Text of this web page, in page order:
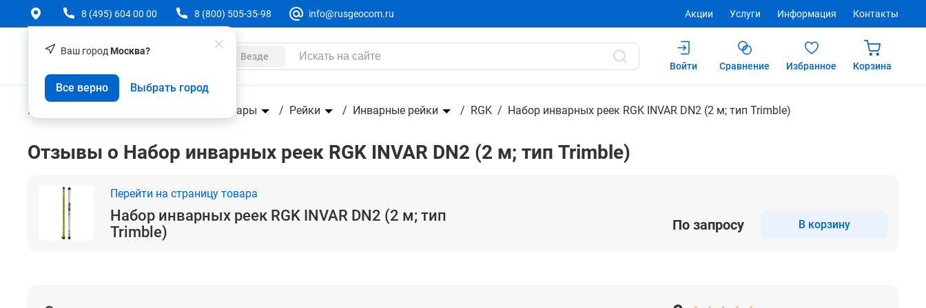
Ваш город Москва?
Все верно Выбрать город
8 (495) 604 00 00 8 (800) 505-35-98 info@rusgeocom.ru Акции Услуги Информация Контакты
Везде
Войти
Сравнение Избранное Корзина
Набор инварных реек RGK INVAR DN2 (2 м; тип Trimble)
Геодезическое оборудование Аксессуары Рейки Инварные рейки RGK Набор инварных реек RGK INVAR DN2 (2 м; тип Trimble)
Отзывы о Набор инварных реек RGK INVAR DN2 (2 м; тип Trimble)
Перейти на страницу товара
Набор инварных реек RGK INVAR DN2 (2 м; тип
Trimble)
По запросу В корзину